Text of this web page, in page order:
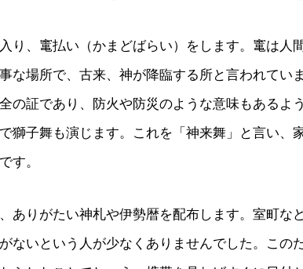
り、竃払い（かまどばらい）をします。竃は人
な場所で、古来、神が降臨する所と言われてい
の証であり、防火や防災のような意味もあるよ
獅子舞も演じます。これを「神来舞」と言い、
す。
ありがたい神札や伊勢暦を配布します。室町な
ないという人が少なくありませんでした。この